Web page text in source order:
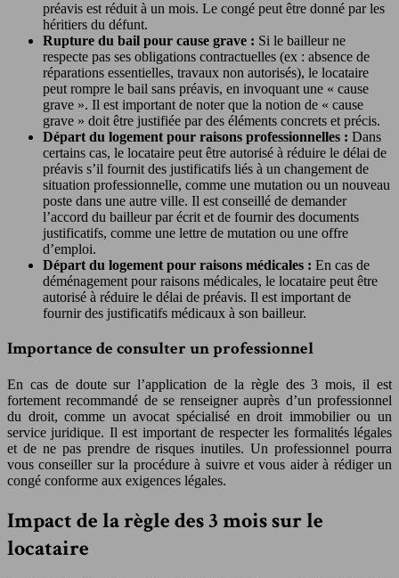
préavis est réduit à un mois. Le congé peut être donné par les
héritiers du défunt.
Rupture du bail pour cause grave : Si le bailleur ne
respecte pas ses obligations contractuelles (ex : absence de
réparations essentielles, travaux non autorisés), le locataire
peut rompre le bail sans préavis, en invoquant une « cause
grave ». Il est important de noter que la notion de « cause
grave » doit être justifiée par des éléments concrets et précis.
Départ du logement pour raisons professionnelles : Dans
certains cas, le locataire peut être autorisé à réduire le délai de
préavis s’il fournit des justificatifs liés à un changement de
situation professionnelle, comme une mutation ou un nouveau
poste dans une autre ville. Il est conseillé de demander
l’accord du bailleur par écrit et de fournir des documents
justificatifs, comme une lettre de mutation ou une offre
d’emploi.
Départ du logement pour raisons médicales : En cas de
déménagement pour raisons médicales, le locataire peut être
autorisé à réduire le délai de préavis. Il est important de
fournir des justificatifs médicaux à son bailleur.
Importance de consulter un professionnel
En cas de doute sur l’application de la règle des 3 mois, il est
fortement recommandé de se renseigner auprès d’un professionnel
du droit, comme un avocat spécialisé en droit immobilier ou un
service juridique. Il est important de respecter les formalités légales
et de ne pas prendre de risques inutiles. Un professionnel pourra
vous conseiller sur la procédure à suivre et vous aider à rédiger un
congé conforme aux exigences légales.
Impact de la règle des 3 mois sur le
locataire